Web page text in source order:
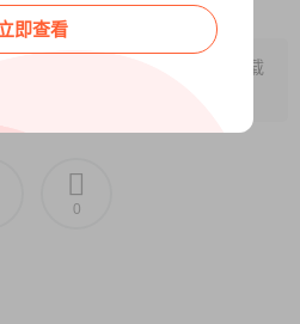
多多场景配合让效果翻倍.mp4
作用和适用情况.mp4
操逻辑和注意事项.mp4
和适用情况.mp4
进宝.mp4
，转载
0
即查看